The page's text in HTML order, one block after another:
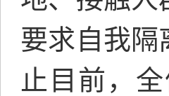
要求自我隔
止目前，